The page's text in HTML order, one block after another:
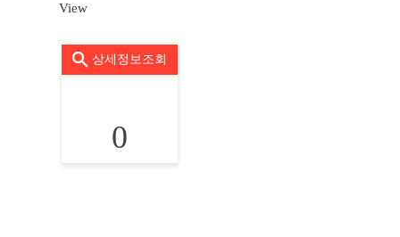
View
상세정보조회
0